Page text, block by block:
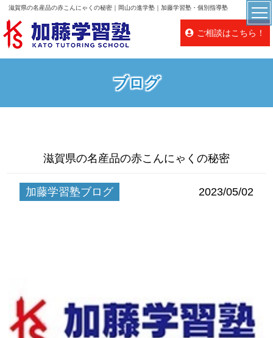
滋賀県の名産品の赤こんにゃくの秘密｜岡山の進学塾｜加藤学習塾・個別指導塾
ご相談はこちら！
ブログ
滋賀県の名産品の赤こんにゃくの秘密
加藤学習塾ブログ 2023/05/02